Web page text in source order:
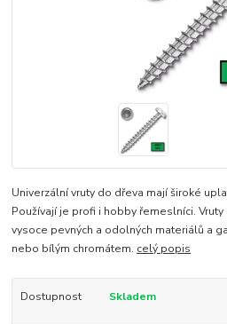
Univerzální vruty do dřeva mají široké
Používají je profi i hobby řemeslníci.
vysoce pevných a odolných materiálů a
nebo bílým chromátem. celý popis
Dostupnost Skladem